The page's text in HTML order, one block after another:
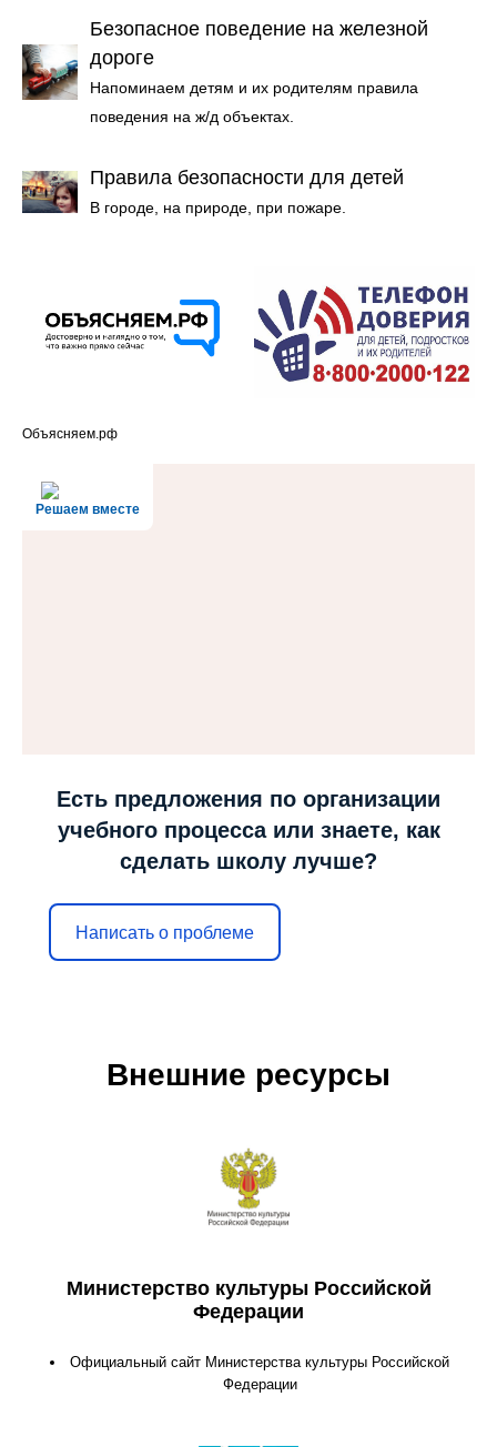
Безопасное поведение на железной
дороге
Напоминаем детям и их родителям правила
поведения на ж/д объектах.
Правила безопасности для детей
В городе, на природе, при пожаре.
Объясняем.рф
Решаем вместе
Есть предложения по организации
учебного процесса или знаете, как
сделать школу лучше?
Написать о проблеме
Внешние ресурсы
Министерство культуры Российской
Федерации
Официальный сайт Министерства культуры Российской
Федерации